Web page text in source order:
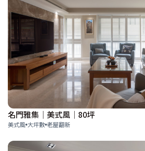
名門雅集｜美式風｜80坪
美式風 大坪數 老屋翻新